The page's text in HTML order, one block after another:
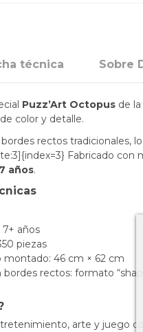
técnica Sobre
Puzz’Art Octopus de
color y detalle.
rectos tradicionales,
Fabricado con
7 años.
años
piezas
montado: 46 cm × 62 cm
rectos: formato
arte y juego